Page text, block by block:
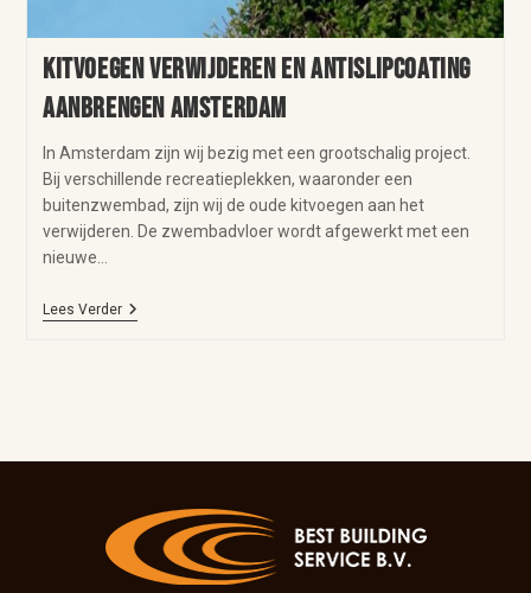
Kitvoegen verwijderen en antislipcoating
aanbrengen Amsterdam
In Amsterdam zijn wij bezig met een grootschalig project.
Bij verschillende recreatieplekken, waaronder een
buitenzwembad, zijn wij de oude kitvoegen aan het
verwijderen. De zwembadvloer wordt afgewerkt met een
nieuwe…
Lees Verder